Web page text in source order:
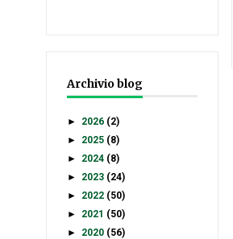
Archivio blog
► 2026 (2)
► 2025 (8)
► 2024 (8)
► 2023 (24)
► 2022 (50)
► 2021 (50)
► 2020 (56)